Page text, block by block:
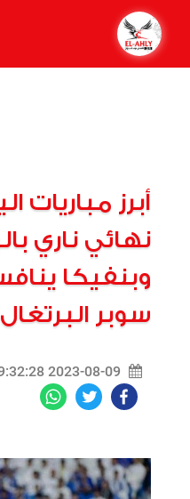
أبرز مباريات
نهائي ناري
وبنفيكا
سوبر البرتغال
2023-08-09 09:32:28
Facebook
Twitter